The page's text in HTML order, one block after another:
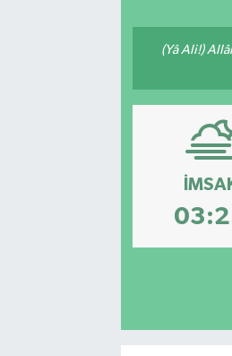
(Yâ Ali!)